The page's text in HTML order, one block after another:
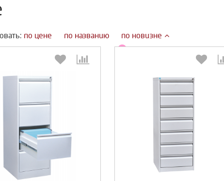
по цене по названию по новизне
Выберите количество:
Продолжить
Выберите количество:
Продолжить Отмена